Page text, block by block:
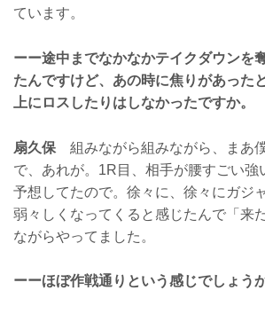
ています。
ーー途中までなかなかテイクダウンを
たんですけど、あの時に焦りがあった
上にロスしたりはしなかったですか。
扇久保 組みながら組みながら、まあ
で、あれが。1R目、相手が腰すごい強
予想してたので。徐々に、徐々にガジ
弱々しくなってくると感じたんで「来
ながらやってました。
ーーほぼ作戦通りという感じでしょうか